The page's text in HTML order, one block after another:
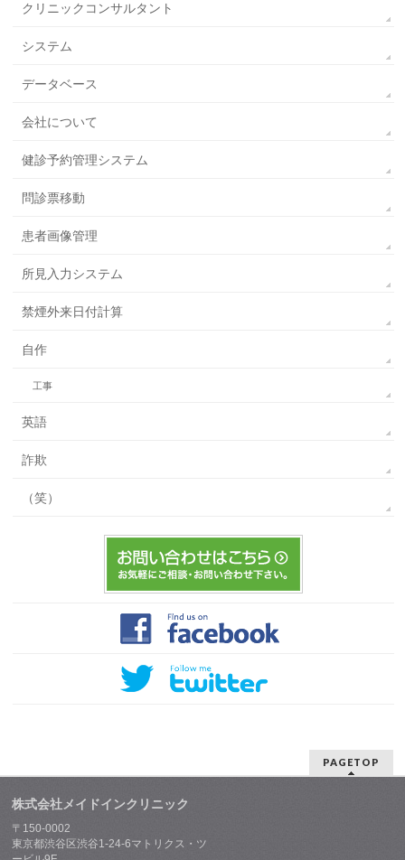
クリニックコンサルタント
システム
データベース
会社について
健診予約管理システム
問診票移動
患者画像管理
所見入力システム
禁煙外来日付計算
自作
工事
英語
詐欺
（笑）
PAGETOP
株式会社メイドインクリニック
〒150-0002
東京都渋谷区渋谷1-24-6マトリクス・ツ